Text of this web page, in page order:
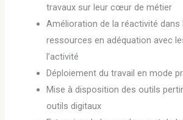
travaux sur leur cœur de métier
Amélioration de la réactivité dans
ressources en adéquation avec
l’activité
Déploiement du travail en mode
Mise à disposition des outils
outils digitaux